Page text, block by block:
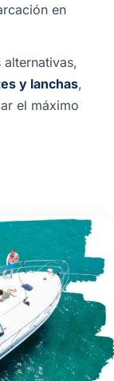
en
y lanchas,
el máximo